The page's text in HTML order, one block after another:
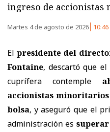
ingreso de accionistas
Martes 4 de agosto de 2026 10:46
Elpresidente del
Fontaine, descartó que
cuprífera contemple
accionistas minoritarios
bolsa, y aseguró que el
administración es